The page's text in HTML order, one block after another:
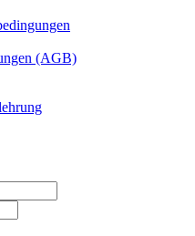
(AGB)